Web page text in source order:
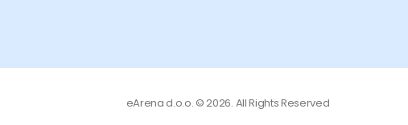
eArena d.o.o. © 2026. All Rights Reserved